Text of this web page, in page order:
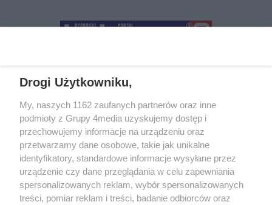
+48 52 5812666
O nas Reklama Regulamin
Kontakt
Wydarzenia
Ogłoszenia Katalog firm
Drogi Użytkowniku,
My, naszych 1162 zaufanych partnerów oraz inne
podmioty z Grupy 4media uzyskujemy dostęp i
przechowujemy informacje na urządzeniu oraz
przetwarzamy dane osobowe, takie jak unikalne
identyfikatory, standardowe informacje wysyłane przez
urządzenie czy dane przeglądania w celu zapewniania
spersonalizowanych reklam, wybór spersonalizowanych
treści, pomiar reklam i treści, badanie odbiorców oraz